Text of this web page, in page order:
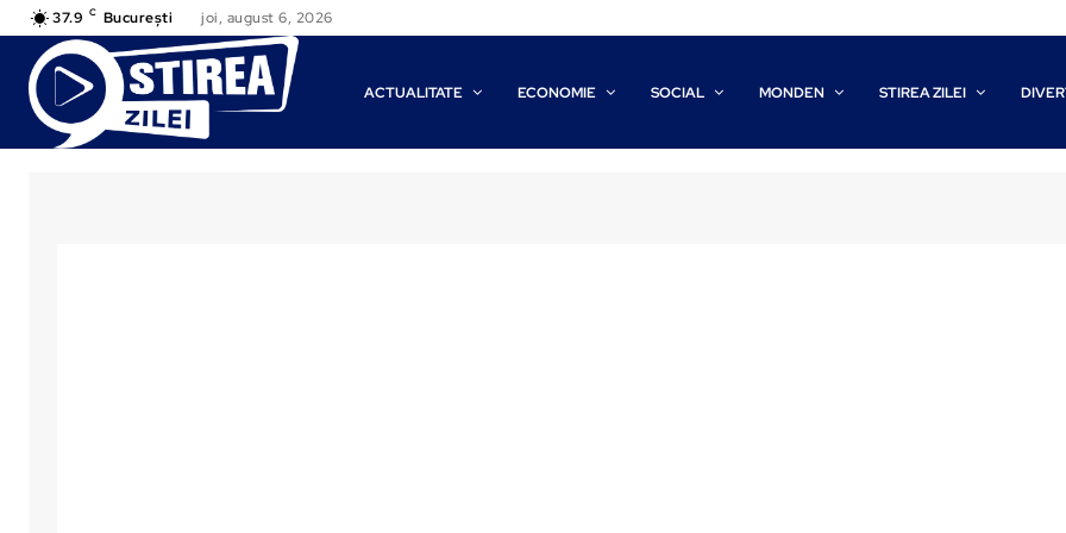
37.9 C București joi, august 6, 2026
ACTUALITATE ECONOMIE SOCIAL MONDEN STIREA ZILEI